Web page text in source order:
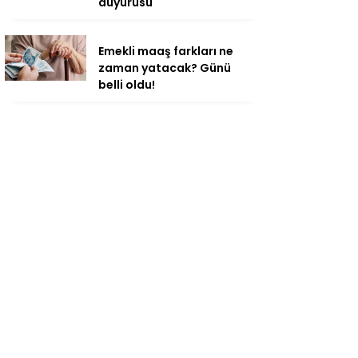
Emekli maaş farkları ne
zaman yatacak? Günü
belli oldu!